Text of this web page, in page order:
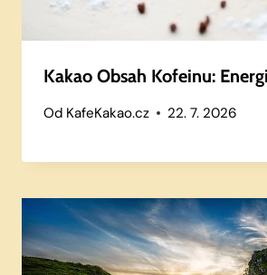
Kakao Obsah Kofeinu:
Od KafeKakao.cz 22. 7. 2026